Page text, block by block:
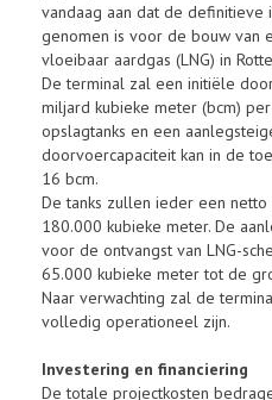
vandaag aan dat de definitieve
genomen is voor de bouw van
vloeibaar aardgas (LNG) in
De terminal zal een initiële
miljard kubieke meter (bcm)
opslagtanks en een
doorvoercapaciteit kan in de
16 bcm.
De tanks zullen ieder een netto
180.000 kubieke meter. De
voor de ontvangst van LNG-
65.000 kubieke meter tot de
Naar verwachting zal de
volledig operationeel zijn.
Investering en financiering
De totale projectkosten